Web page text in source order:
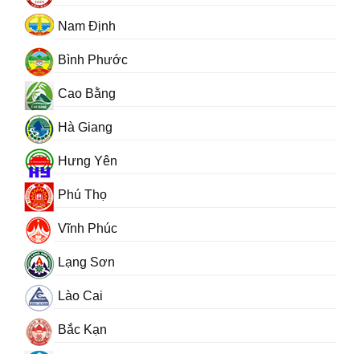
Nam Định
Bình Phước
Cao Bằng
Hà Giang
Hưng Yên
Phú Thọ
Vĩnh Phúc
Lạng Sơn
Lào Cai
Bắc Kạn